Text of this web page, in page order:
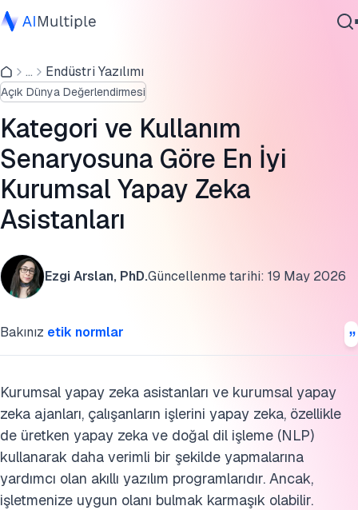
Ajanik Yapay Zeka
Siber güvenlik
Veri
Kurumsal Yazılım
Hizmetler
... Endüstri Yazılımı
Açık Dünya Değerlendirmesi
Kategori ve Kullanım
Senaryosuna Göre En İyi
Kurumsal Yapay Zeka
Asistanları
Ezgi Arslan, PhD.Güncellenme tarihi: 19 May 2026
Bakınız etik normlar
Kurumsal yapay zeka asistanları ve kurumsal yapay
zeka ajanları, çalışanların işlerini yapay zeka, özellikle
de üretken yapay zeka ve doğal dil işleme (NLP)
kullanarak daha verimli bir şekilde yapmalarına
yardımcı olan akıllı yazılım programlarıdır. Ancak,
işletmenize uygun olanı bulmak karmaşık olabilir.
Bilgi asistanları
İş akışı oluşturucular
Alıcılara öneriler
Kurumsal yapay zeka ajanlarının 5 farklı yeteneği
Kurumsal yapay zeka platformlarının kategorileri